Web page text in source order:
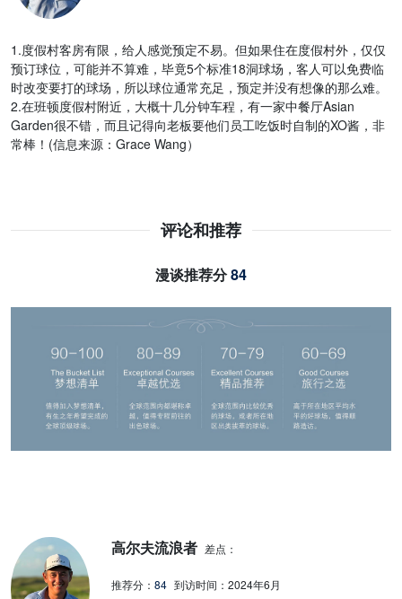
1.度假村客房有限，给人感觉预定不易。但如果住在度假村外，仅仅
预订球位，可能并不算难，毕竟5个标准18洞球场，客人可以免费临
时改变要打的球场，所以球位通常充足，预定并没有想像的那么难。
2.在班顿度假村附近，大概十几分钟车程，有一家中餐厅Asian
Garden很不错，而且记得向老板要他们员工吃饭时自制的XO酱，非
常棒！(信息来源：Grace Wang）
评论和推荐
漫谈推荐分84
高尔夫流浪者 差点：
推荐分： 84 到访时间： 2024年6月